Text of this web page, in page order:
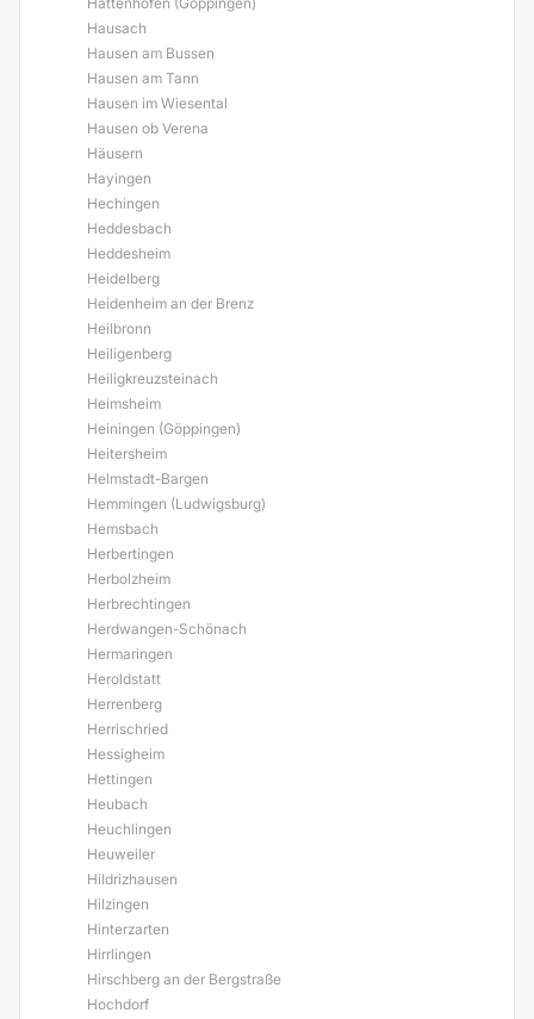
Hausach
Hausen am Bussen
Hausen am Tann
Hausen im Wiesental
Hausen ob Verena
Häusern
Hayingen
Hechingen
Heddesbach
Heddesheim
Heidelberg
Heidenheim an der Brenz
Heilbronn
Heiligenberg
Heiligkreuzsteinach
Heimsheim
Heiningen (Göppingen)
Heitersheim
Helmstadt-Bargen
Hemmingen (Ludwigsburg)
Hemsbach
Herbertingen
Herbolzheim
Herbrechtingen
Herdwangen-Schönach
Hermaringen
Heroldstatt
Herrenberg
Herrischried
Hessigheim
Hettingen
Heubach
Heuchlingen
Heuweiler
Hildrizhausen
Hilzingen
Hinterzarten
Hirrlingen
Hirschberg an der Bergstraße
Hochdorf